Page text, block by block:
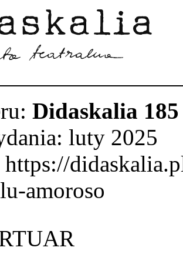
Didaskalia 185
luty 2025
https://
amoroso